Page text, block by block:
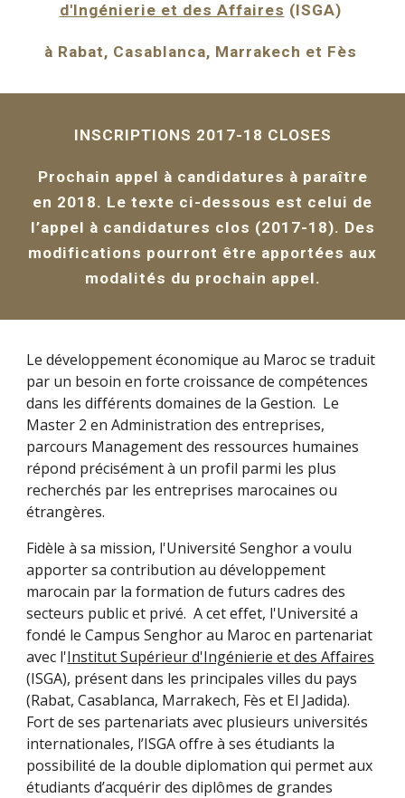
d'Ingénierie et des Affaires (ISGA)
à Rabat, Casablanca, Marrakech et Fès
INSCRIPTIONS 2017-18 CLOSES
Prochain appel à candidatures à paraître
en 2018. Le texte ci-dessous est celui de
l’appel à candidatures clos (2017-18). Des
modifications pourront être apportées aux
modalités du prochain appel.
Le développement économique au Maroc se traduit
par un besoin en forte croissance de compétences
dans les différents domaines de la Gestion. Le
Master 2 en Administration des entreprises,
parcours Management des ressources humaines
répond précisément à un profil parmi les plus
recherchés par les entreprises marocaines ou
étrangères.
Fidèle à sa mission, l'Université Senghor a voulu
apporter sa contribution au développement
marocain par la formation de futurs cadres des
secteurs public et privé. A cet effet, l'Université a
fondé le Campus Senghor au Maroc en partenariat
avec l'Institut Supérieur d'Ingénierie et des Affaires
(ISGA), présent dans les principales villes du pays
(Rabat, Casablanca, Marrakech, Fès et El Jadida).
Fort de ses partenariats avec plusieurs universités
internationales, l’ISGA offre à ses étudiants la
possibilité de la double diplomation qui permet aux
étudiants d’acquérir des diplômes de grandes